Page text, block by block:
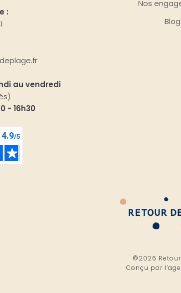
:
au vendredi
- 16h30
Nos
Blog
©2026
Conçu par l’